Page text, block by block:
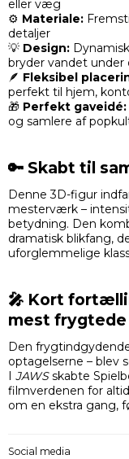
eller væg
⚙️ Materiale:
detaljer
💡 Design:
bryder vandet
🪶 Fleksibel
perfekt til hjem,
🎁 Perfekt gaveidé:
og samlere af
🔑 Skabt til
Denne 3D-figur
mesterværk –
betydning. Den
dramatisk blikfang,
uforglemmelige
🎤 Kort
mest
Den
optagelserne – blev
I JAWSskabte
filmverdenen for
om en ekstra gang,
Social media